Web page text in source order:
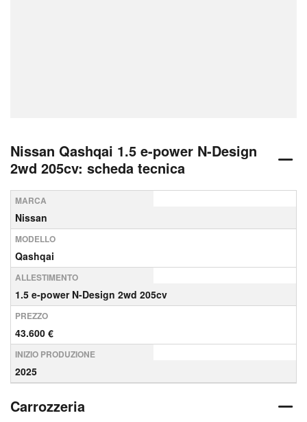
Nissan Qashqai 1.5 e-power N-Design
2wd 205cv: scheda tecnica
MARCA
Nissan
MODELLO
Qashqai
ALLESTIMENTO
1.5 e-power N-Design 2wd 205cv
PREZZO
43.600 €
INIZIO PRODUZIONE
2025
Carrozzeria